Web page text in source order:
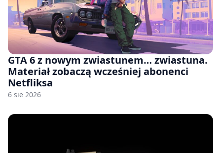
GTA 6 z nowym zwiastunem… zwiastuna.
Materiał zobaczą wcześniej abonenci
Netfliksa
6 sie 2026